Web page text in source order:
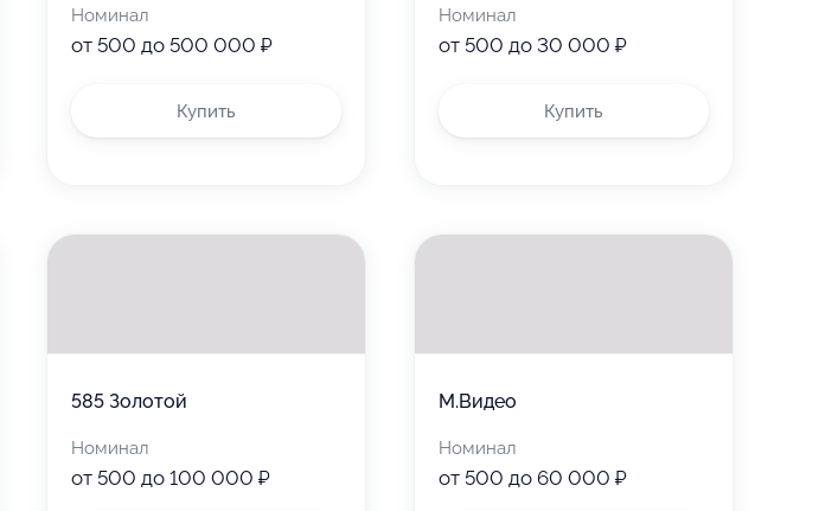
Номинал
от 500 до 500 000 ₽
Купить
Номинал
от 500 до 30 000 ₽
Купить
585 Золотой
Номинал
от 500 до 100 000 ₽
М.Видео
Номинал
от 500 до 60 000 ₽